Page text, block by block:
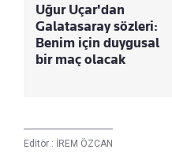
Uğur Uçar'dan
Galatasaray sözleri:
Benim için duygusal
bir maç olacak
Editör : İREM ÖZCAN